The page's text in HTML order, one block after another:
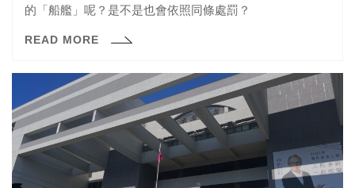
的「船艦」呢？是不是也會依照同條處罰？
READ MORE